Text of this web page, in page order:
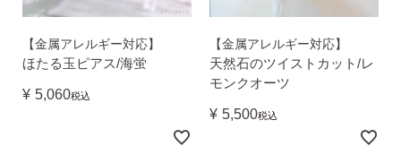
【金属アレルギー対応】
ほたる玉ピアス/海蛍
¥ 5,060税込
【金属アレルギー対応】
天然石のツイストカット/レ
モンクオーツ
¥ 5,500税込